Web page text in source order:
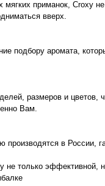
приманок, Croxy не
вверх.
аромата,
размеров и цветов,
Вам.
в России,
только эффективной,